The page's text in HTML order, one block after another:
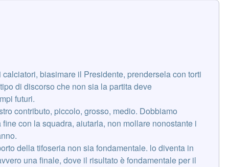
biasimare il Presidente, prendersela con torti
di discorso che non sia la partita deve
futuri.
contributo, piccolo, grosso, medio. Dobbiamo
con la squadra, aiutarla, non mollare nonostante i
della tifoseria non sia fondamentale. lo diventa in
una finale, dove il risultato è fondamentale per il